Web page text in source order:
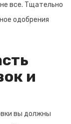
все. Тщательно
одобрения
и
вы должны